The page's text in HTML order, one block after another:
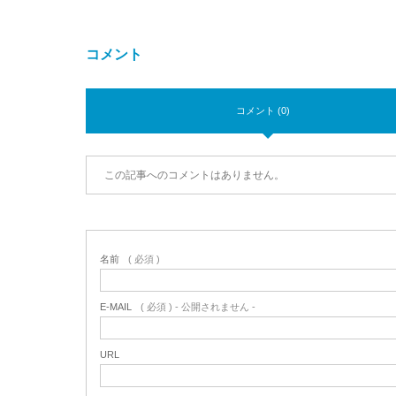
コメント
コメント (0)
この記事へのコメントはありません。
名前 ( 必須 )
E-MAIL ( 必須 ) - 公開されません -
URL